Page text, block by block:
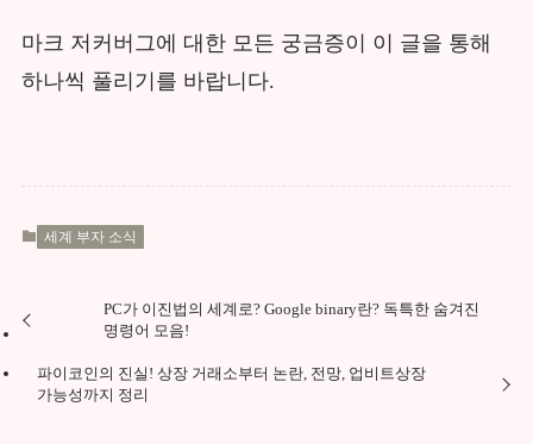
마크 저커버그에 대한 모든 궁금증이 이 글을 통해
하나씩 풀리기를 바랍니다.
세계 부자 소식
PC가 이진법의 세계로? Google binary란? 독특한 숨겨진
명령어 모음!
파이코인의 진실! 상장 거래소부터 논란, 전망, 업비트상장
가능성까지 정리